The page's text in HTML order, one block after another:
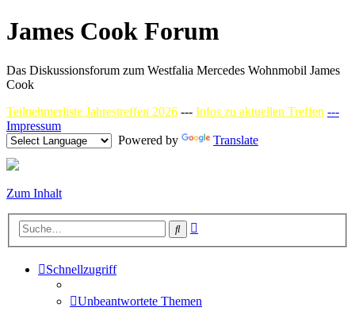
James Cook Forum
Das Diskussionsforum zum Westfalia Mercedes Wohnmobil James
Cook
Teilnehmerliste Jahrestreffen 2026 --- Infos zu aktuellen Treffen ---
Impressum
Powered by
Translate
Zum Inhalt
Suche
Schnellzugriff
Unbeantwortete Themen